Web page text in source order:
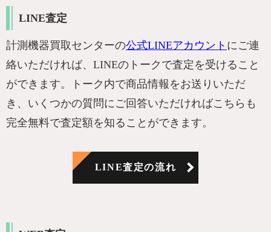
LINE査定
計測機器買取センターの公式LINEアカウント にご連
絡いただければ、LINEのトークで査定を受けること
ができます。トーク内で商品情報をお送りいただ
き、いくつかの質問にご回答いただければこちらも
完全無料で査定額を知ることができます。
LINE査定の流れ